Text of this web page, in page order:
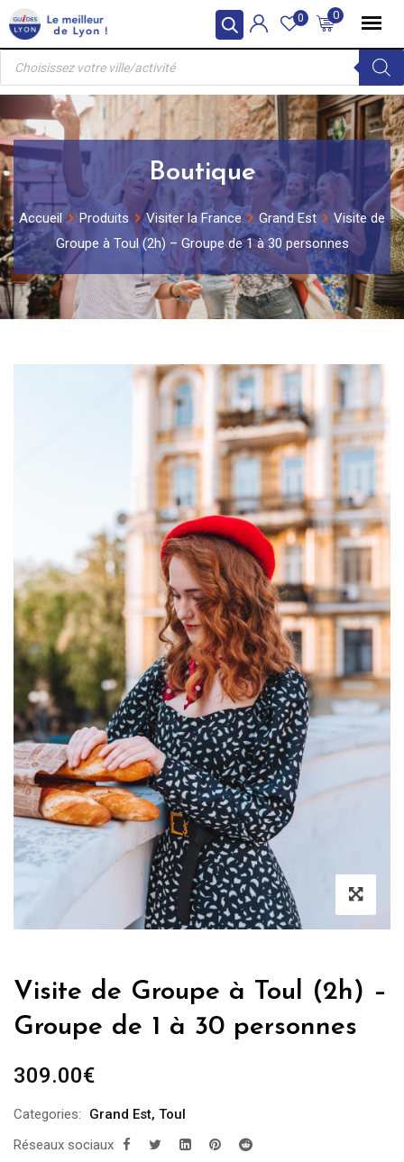
Skip
to
content
0
0
Recherche
produits
Boutique
Accueil Produits Visiter la France Grand Est
Visite de
Groupe à Toul (2h) – Groupe de 1 à 30 personnes
Visite de Groupe à Toul (2h) –
Groupe de 1 à 30 personnes
309.00€
Categories: Grand Est, Toul
Réseaux sociaux